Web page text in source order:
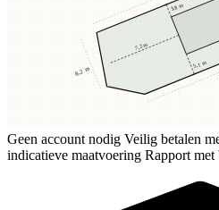
3,8 m
5,1 m
7,2 m
8,2 m
Geen account nodig Veilig betalen
indicatieve maatvoering Rapport met